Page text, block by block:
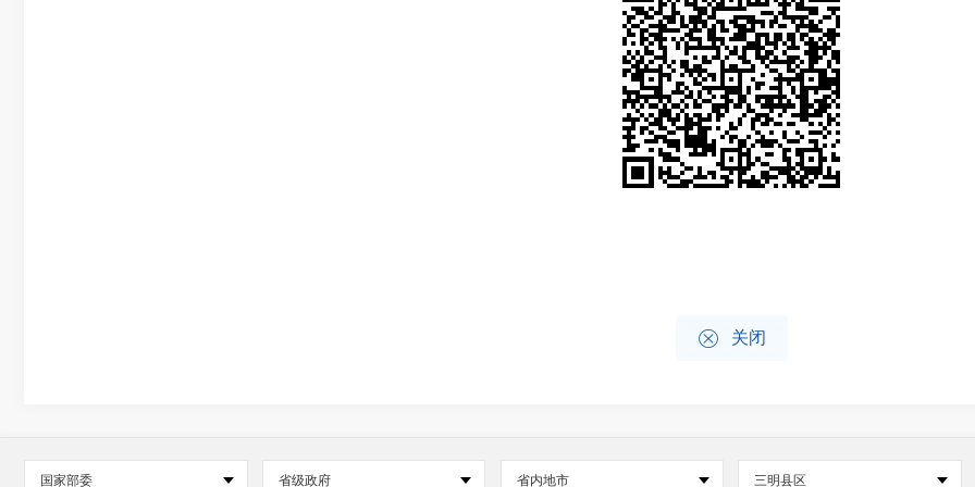
 关闭
国家部委 省级政府 省内地市 三明县区